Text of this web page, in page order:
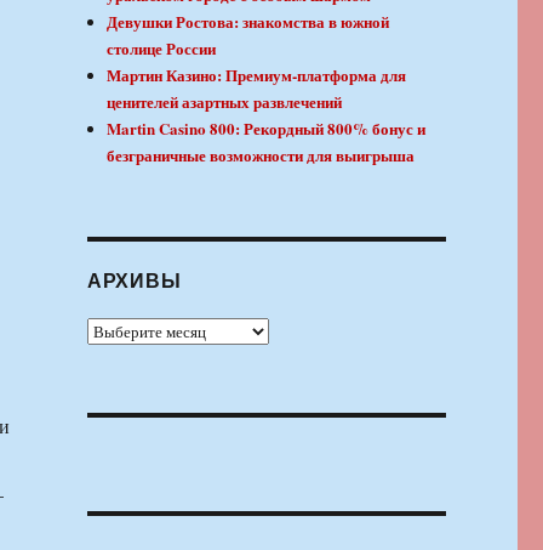
Девушки Ростова: знакомства в южной
столице России
Мартин Казино: Премиум-платформа для
ценителей азартных развлечений
Martin Casino 800: Рекордный 800% бонус и
безграничные возможности для выигрыша
АРХИВЫ
Архивы